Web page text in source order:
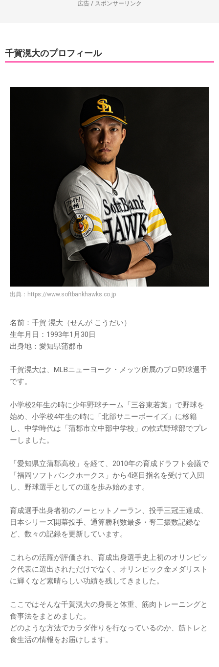
広告 / スポンサーリンク
千賀滉大のプロフィール
出典： https://www.softbankhawks.co.jp
名前：千賀 滉大（せんが こうだい）
生年月日：1993年1月30日
出身地：愛知県蒲郡市
千賀滉大は、MLBニューヨーク・メッツ所属のプロ野球選手
です。
小学校2年生の時に少年野球チーム「三谷東若葉」で野球を
始め、小学校4年生の時に「北部サニーボーイズ」に移籍
し、中学時代は「蒲郡市立中部中学校」の軟式野球部でプレ
ーしました。
「愛知県立蒲郡高校」を経て、2010年の育成ドラフト会議で
「福岡ソフトバンクホークス」から4巡目指名を受けて入団
し、野球選手としての道を歩み始めます。
育成選手出身者初のノーヒットノーラン、投手三冠王達成、
日本シリーズ開幕投手、通算勝利数最多・奪三振数記録な
ど、数々の記録を更新しています。
これらの活躍が評価され、育成出身選手史上初のオリンピッ
ク代表に選出されただけでなく、オリンピック金メダリスト
に輝くなど素晴らしい功績を残してきました。
ここではそんな千賀滉大の身長と体重、筋肉トレーニングと
食事法をまとめました。
どのような方法でカラダ作りを行なっているのか、筋トレと
食生活の情報をお届けします。